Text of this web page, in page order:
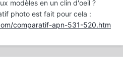
modèles en un clin d'oeil ?
photo est fait pour cela :
comparatif-apn-531-520.htm